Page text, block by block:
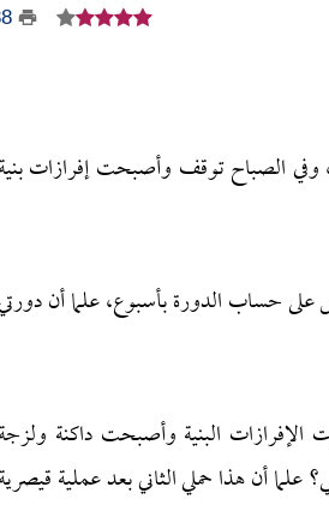
وفي الصباح توقف وأصبحت إفرازات
حساب الدورة بأسبوع، علما أن
البنية وأصبحت داكنة
أن هذا حملي الثاني بعد عملية